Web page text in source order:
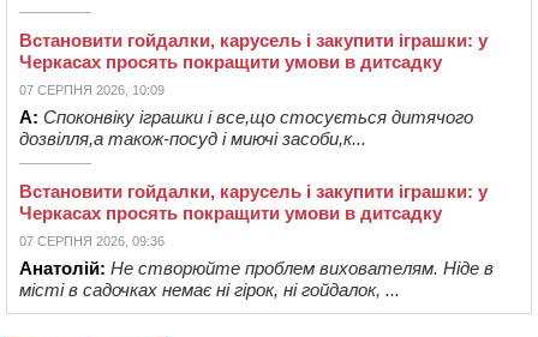
Встановити гойдалки, карусель і закупити іграшки: у
Черкасах просять покращити умови в дитсадку
07 СЕРПНЯ 2026, 10:09
А: Споконвіку іграшки і все,що стосується дитячого
дозвілля,а також-посуд і миючі засоби,к...
Встановити гойдалки, карусель і закупити іграшки: у
Черкасах просять покращити умови в дитсадку
07 СЕРПНЯ 2026, 09:36
Анатолій: Не створюйте проблем вихователям. Ніде в
місті в садочках немає ні гірок, ні гойдалок, ...